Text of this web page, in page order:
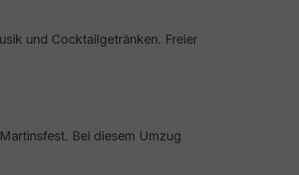
und Cocktailgetränken. Freier
Bei diesem Umzug